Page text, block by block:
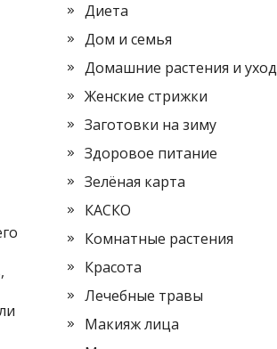
Диета
Дом и семья
Домашние растения и уход
Женские стрижки
Заготовки на зиму
Здоровое питание
Зелёная карта
КАСКО
Комнатные растения
Красота
Лечебные травы
Макияж лица